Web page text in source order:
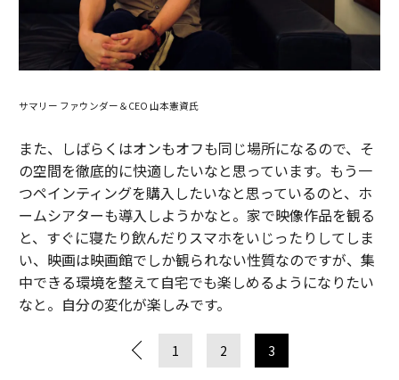
サマリー ファウンダー＆CEO 山本憲資氏
また、しばらくはオンもオフも同じ場所になるので、そ
の空間を徹底的に快適したいなと思っています。もう一
つペインティングを購入したいなと思っているのと、ホ
ームシアターも導入しようかなと。家で映像作品を観る
と、すぐに寝たり飲んだりスマホをいじったりしてしま
い、映画は映画館でしか観られない性質なのですが、集
中できる環境を整えて自宅でも楽しめるようになりたい
なと。自分の変化が楽しみです。
1 2 3